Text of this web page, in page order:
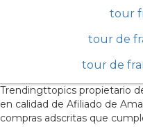
tour
tour de
tour de
Trendingttopics propietario
en calidad de Afiliado de
compras adscritas que